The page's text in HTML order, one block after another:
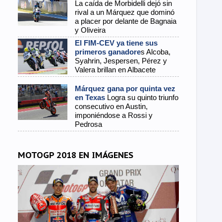
La caída de Morbidelli dejó sin
rival a un Márquez que dominó
a placer por delante de Bagnaia
y Oliveira
El FIM-CEV ya tiene sus
primeros ganadores Alcoba,
Syahrin, Jespersen, Pérez y
Valera brillan en Albacete
Márquez gana por quinta vez
en Texas Logra su quinto triunfo
consecutivo en Austin,
imponiéndose a Rossi y
Pedrosa
MOTOGP 2018 EN IMÁGENES